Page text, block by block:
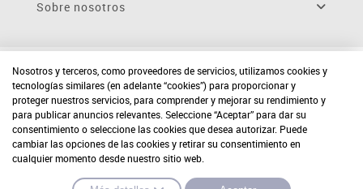
Sobre nosotros
Nosotros y terceros, como proveedores de servicios, utilizamos cookies y
tecnologías similares (en adelante “cookies”) para proporcionar y
proteger nuestros servicios, para comprender y mejorar su rendimiento y
para publicar anuncios relevantes. Seleccione “Aceptar” para dar su
consentimiento o seleccione las cookies que desea autorizar. Puede
cambiar las opciones de las cookies y retirar su consentimiento en
cualquier momento desde nuestro sitio web.